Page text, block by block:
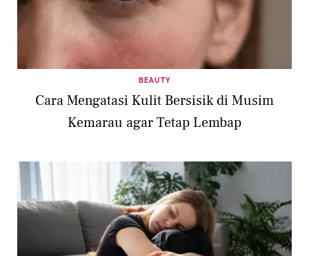
BEAUTY
Cara Mengatasi Kulit Bersisik di Musim
Kemarau agar Tetap Lembap